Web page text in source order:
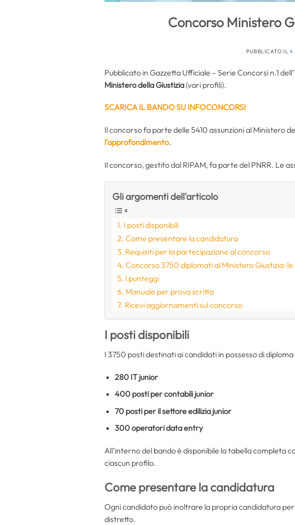
Concorso Ministero
PUBBLICATO IL 4
Pubblicato in Gazzetta Ufficiale – Serie Concorsi n.1
Ministero della Giustizia(vari profili).
SCARICA IL BANDO SU INFOCONCORSI
Il concorso fa parte delle 5410 assunzioni al Ministero
l’approfondimento.
Il concorso, gestito dal RIPAM, fa parte del PNRR. Le
Gli argomenti dell'articolo
I posti disponibili
Come presentare la candidatura
Requisiti per la partecipazione al concorso
Concorso 3750 diplomati al Ministero Giustizia: le
I punteggi
Manuale per prova scritta
Ricevi aggiornamenti sul concorso
I posti disponibili
I 3750 posti destinati ai candidati in possesso di
280 IT junior
400 posti per contabili junior
70 posti per il settore edilizia junior
300 operatori data entry
All’interno del bando è disponibile la tabella completa
ciascun profilo.
Come presentare la candidatura
Ogni candidato può inoltrare la propria candidatura per
distretto.